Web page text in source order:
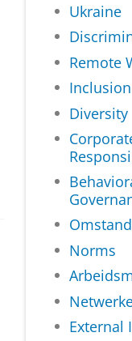
Ukraine
Remote
Inclusion
Diversity
Norms
External